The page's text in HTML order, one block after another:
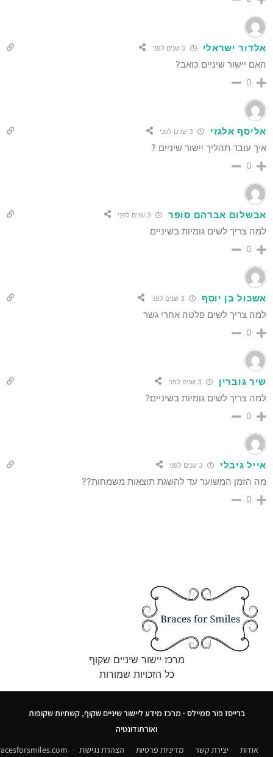
אלדור ישראלי
האם יישור שיניים כואב?
0
אליסף אלגזי
איך עובד תהליך יישור שיניים ?
0
אבשלום אברהם סופר
למה צריך לשים גומיות בשיניים
0
אשכול בן יוסף
למה צריך לשים פלטה אחרי גשר
0
שיר גוברין
למה צריך לשים גומיות בשיניים?
0
אייל גיבלי
מה הזמן המשוער עד להשגת תוצאות משמחות??
0
מרכז יישור שיניים שקוף
כל הזכויות שמורות
ברייסז פור סמיילס · מרכז מידע ליישור שיניים שקוף, קשתיות שקופות
ואורתודונטיה
אודות · יצירת קשר · מדיניות פרטיות · הצהרת נגישות ·